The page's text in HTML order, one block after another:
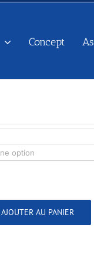
Concept
AJOUTER AU PANIER